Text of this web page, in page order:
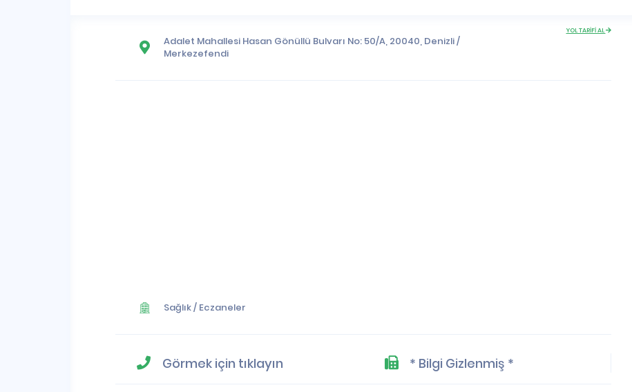
Adalet Mahallesi Hasan Gönüllü Bulvarı No: 50/A, 20040, Denizli/
Merkezefendi
YOL TARİFİ AL
Sağlık/ Eczaneler
Görmek için tıklayın * Bilgi Gizlenmiş *